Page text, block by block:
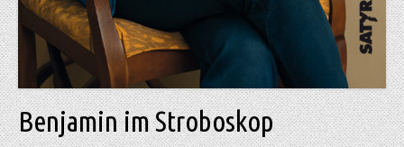
Benjamin im Stroboskop